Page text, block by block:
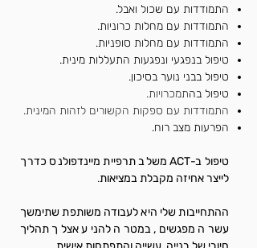
התמודדות עם שכול ואבל.
התמודדות עם מחלות כרוניות.
התמודדות עם מחלות סופניות.
טיפול בנפגעי ונפגעות התעללות מינית.
טיפול בבני נוער בסיכון.
טיפול בהתמכרויות.
התמודדות עם ספקות הקשורים לזהות המינית.
הפרעות מצב רוח.
טיפול ב-ACT משלב תרפיית מיינדפולנס כדרך
לייצר אחיזה מקבלת במציאות.
ההתחייבות שלי היא לעבודה משותפת שתימשך
עשרה מפגשים, במטרה להניע אצלך תהליך